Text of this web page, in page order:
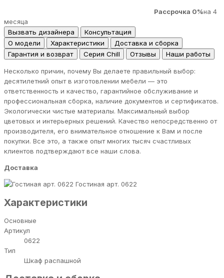
Рассрочка 0%на 4
месяца
Вызвать дизайнера
Консультация
О модели
Характеристики
Доставка и сборка
Гарантия и возврат
Серия Chill Отзывы Наши работы
Несколько причин, почему Вы делаете правильный выбор:
десятилетний опыт в изготовлении мебели — это
ответственность и качество, гарантийное обслуживание и
профессиональная сборка, наличие документов и сертификатов.
Экологически чистые материалы. Максимальный выбор
цветовых и интерьерных решений. Качество непосредственно от
производителя, его внимательное отношение к Вам и после
покупки. Все это, а также опыт многих тысяч счастливых
клиентов подтверждают все наши слова.
Доставка
Гостиная арт. 0622
Характеристики
Основные
Артикул
0622
Тип
Шкаф распашной